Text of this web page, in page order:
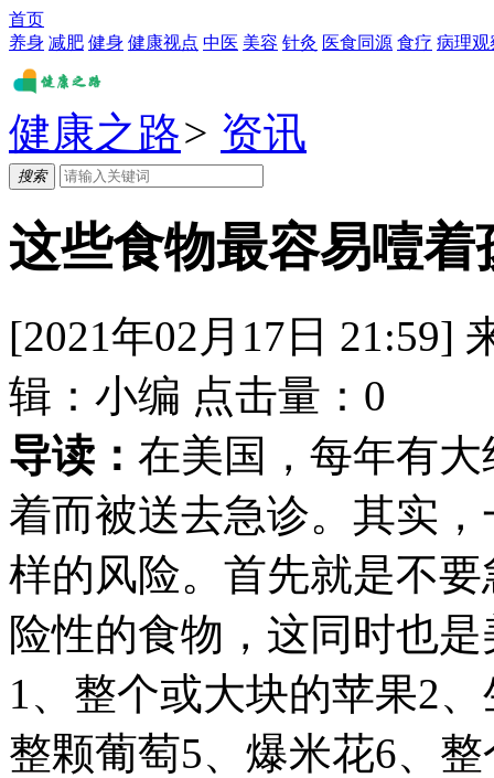
首页
养身 减肥 健身 健康视点 中医 美容 针灸 医食同源 食疗 病理观
健康之路> 资讯
搜索
这些食物最容易噎着
[2021年02月17日 21:59]
辑： 小编 点击量： 0
导读： 在美国，每年有
着而被送去急诊。其实
样的风险。首先就是不
险性的食物，这同时也
1、整个或大块的苹果2
整颗葡萄5、爆米花6、